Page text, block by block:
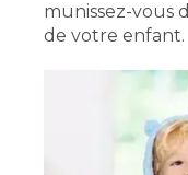
munissez-vous
de votre enfant.